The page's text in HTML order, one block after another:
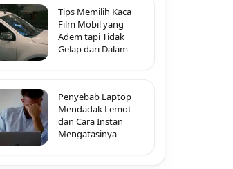
Tips Memilih Kaca
Film Mobil yang
Adem tapi Tidak
Gelap dari Dalam
Penyebab Laptop
Mendadak Lemot
dan Cara Instan
Mengatasinya